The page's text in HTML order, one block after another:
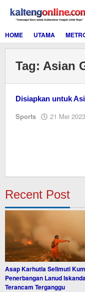
konten
HOME
UTAMA
Tag: Asian
Disiapkan untuk
Sports 21 Mei 2023
Recent Post
Asap Karhutla Selimuti
Penerbangan Lanud
Terancam Terganggu